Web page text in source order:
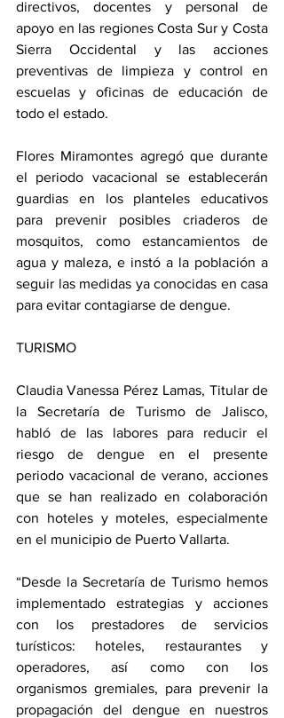
directivos, docentes y personal de
apoyo en las regiones Costa Sur y Costa
Sierra Occidental y las acciones
preventivas de limpieza y control en
escuelas y oficinas de educación de
todo el estado.
Flores Miramontes agregó que durante
el periodo vacacional se establecerán
guardias en los planteles educativos
para prevenir posibles criaderos de
mosquitos, como estancamientos de
agua y maleza, e instó a la población a
seguir las medidas ya conocidas en casa
para evitar contagiarse de dengue.
TURISMO
Claudia Vanessa Pérez Lamas, Titular de
la Secretaría de Turismo de Jalisco,
habló de las labores para reducir el
riesgo de dengue en el presente
periodo vacacional de verano, acciones
que se han realizado en colaboración
con hoteles y moteles, especialmente
en el municipio de Puerto Vallarta.
“Desde la Secretaría de Turismo hemos
implementado estrategias y acciones
con los prestadores de servicios
turísticos: hoteles, restaurantes y
operadores, así como con los
organismos gremiales, para prevenir la
propagación del dengue en nuestros